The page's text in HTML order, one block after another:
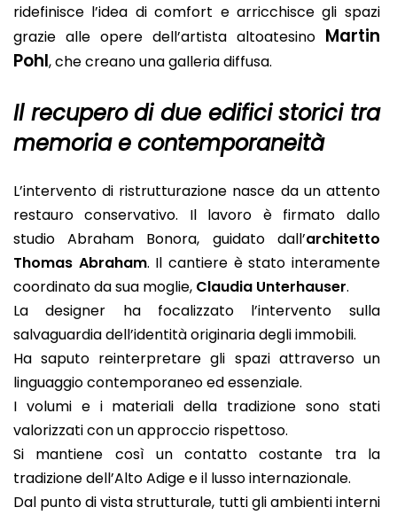
ridefinisce l’idea di comfort e arricchisce gli spazi
grazie alle opere dell’artista altoatesino Martin
Pohl, che creano una galleria diffusa.
Il recupero di due edifici storici tra
memoria e contemporaneità
L’intervento di ristrutturazione nasce da un attento
restauro conservativo. Il lavoro è firmato dallo
studio Abraham Bonora, guidato dall’architetto
Thomas Abraham. Il cantiere è stato interamente
coordinato da sua moglie, Claudia Unterhauser.
La designer ha focalizzato l’intervento sulla
salvaguardia dell’identità originaria degli immobili.
Ha saputo reinterpretare gli spazi attraverso un
linguaggio contemporaneo ed essenziale.
I volumi e i materiali della tradizione sono stati
valorizzati con un approccio rispettoso.
Si mantiene così un contatto costante tra la
tradizione dell’Alto Adige e il lusso internazionale.
Dal punto di vista strutturale, tutti gli ambienti interni